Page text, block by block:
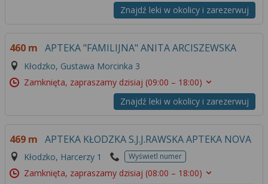
Znajdź leki w okolicy i zarezerwuj
460 m APTEKA "FAMILIJNA" ANITA ARCISZEWSKA
Kłodzko, Gustawa Morcinka 3
Zamknięta, zapraszamy dzisiaj (09:00 – 18:00)
Znajdź leki w okolicy i zarezerwuj
469 m APTEKA KŁODZKA S.J.J.RAWSKA APTEKA NOVA
Kłodzko, Harcerzy 1 Wyświetl numer
Zamknięta, zapraszamy dzisiaj (08:00 – 18:00)